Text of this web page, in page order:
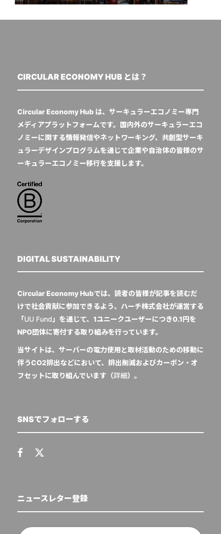
CIRCULAR ECONOMY HUB とは？
Circular Economy Hub は、サーキュラーエコノミー専門
メディアプラットフォームです。国内外のサーキュラーエコ
ノミーに関する情報発信やネットワーキング、共創型サーキ
ュラーデザインプログラムを通じて企業や自治体の皆様のサ
ーキュラーエコノミー移行を支援します。
DIGITAL SUSTAINABILITY
Circular Economy Hubでは、読者の皆様が記事を読むだ
けで社会貢献に参加できるよう、ハーチ株式会社が運営する
「UU Fund 」を通じて、1ユニークユーザーにつき0.1円を
NPO団体に寄付する取り組みを行っています。
当サイトは、サーバーの電力使用と取材活動のための移動に
伴うCO2排出などにおいて、排出削減およびカーボン・オ
フセットに取り組んでいます（詳細）。
SNSでフォローする
ニュースレター登録